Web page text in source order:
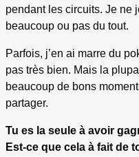
pendant les circuits. Je ne
beaucoup ou pas du tout.
Parfois, j’en ai marre du
pas très bien. Mais la
beaucoup de bons
partager.
Tu es la seule à avoir
Est-ce que cela à fait de